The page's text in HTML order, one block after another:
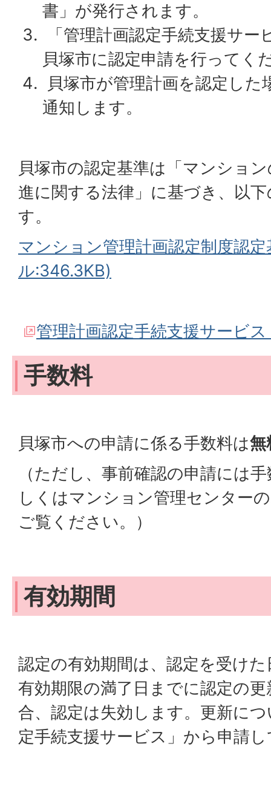
書」が発行されます。
「管理計画認定手続支援サー
貝塚市に認定申請を行ってく
貝塚市が管理計画を認定した
通知します。
貝塚市の認定基準は「マンショ
進に関する法律」に基づき、以
す。
マンション管理計画認定制度認
ル:346.3KB)
管理計画認定手続支援サービ
手数料
貝塚市への申請に係る手数料は無
（ただし、事前確認の申請には
しくはマンション管理センター
ご覧ください。）
有効期間
認定の有効期間は、認定を受け
有効期限の満了日までに認定の
合、認定は失効します。更新に
定手続支援サービス」から申請